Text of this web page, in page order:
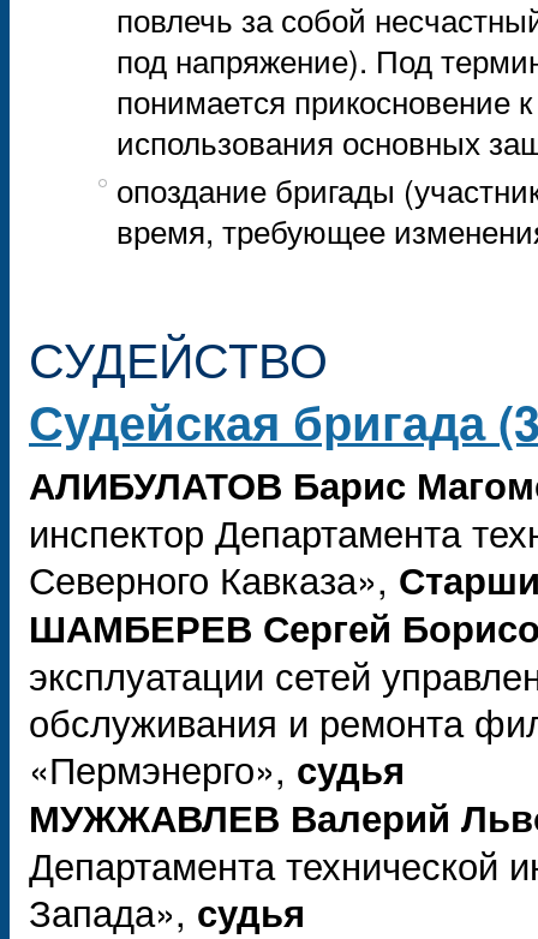
повлечь за собой
под напряжение). Под
понимается прикосновение
использования основных
опоздание бригады
время, требующее
СУДЕЙСТВО
Судейская бригада
АЛИБУЛАТОВ Барис
инспектор Департамента
Северного Кавказа»,
ШАМБЕРЕВ Сергей
эксплуатации сетей
обслуживания и ремонта
«Пермэнерго», судья
МУЖЖАВЛЕВ Валерий
Департамента
Запада», судья